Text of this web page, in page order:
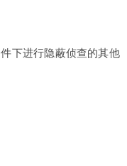
下进行隐蔽侦查的其他